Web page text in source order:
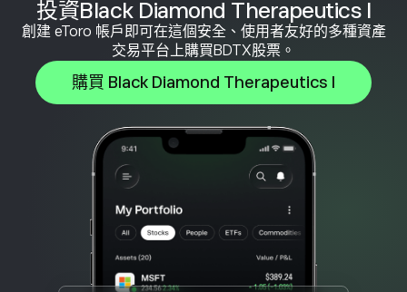
投資Black Diamond Therapeutics I
創建 eToro 帳戶即可在這個安全、使用者友好的多種資產
交易平台上購買BDTX股票。
購買 Black Diamond Therapeutics I